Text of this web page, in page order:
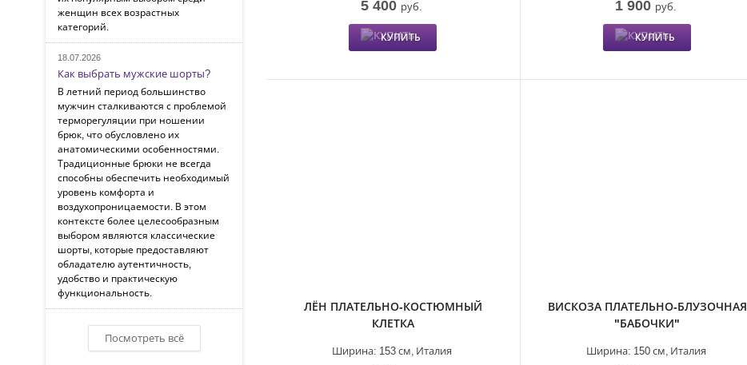
женщин всех возрастных
категорий.
18.07.2026
Как выбрать мужские шорты?
В летний период большинство
мужчин сталкиваются с проблемой
терморегуляции при ношении
брюк, что обусловлено их
анатомическими особенностями.
Традиционные брюки не всегда
способны обеспечить необходимый
уровень комфорта и
воздухопроницаемости. В этом
контексте более целесообразным
выбором являются классические
шорты, которые предоставляют
обладателю аутентичность,
удобство и практическую
функциональность.
Посмотреть всё
5 400 руб.
КУПИТЬ
1 900 руб.
КУПИТЬ
ЛЁН ПЛАТЕЛЬНО-КОСТЮМНЫЙ
КЛЕТКА
Италия
Ширина: 153 см,
ВИСКОЗА ПЛАТЕЛЬНО-БЛУЗОЧНАЯ
"БАБОЧКИ"
Италия
Ширина: 150 см,